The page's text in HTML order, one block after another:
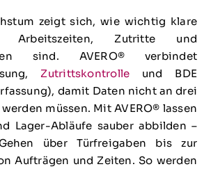
zeigt sich, wie wichtig klare
Arbeitszeiten, Zutritte und
sind. AVERO® verbindet
Zutrittskontrolle und BDE
damit Daten nicht an drei
müssen. Mit AVERO® lassen
Lager-Abläufe sauber abbilden –
über Türfreigaben bis zur
Aufträgen und Zeiten. So werden